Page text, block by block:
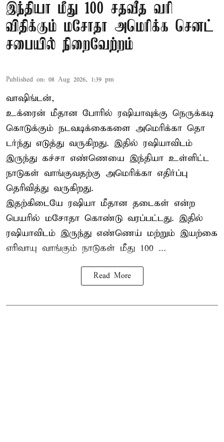
இந்தியா மீது 100 சதவீத வரி
விதிக்கும் மசோதா அமெரிக்க செனட்
சபையில் நிறைவேற்றம்
Published on: 08 Aug 2026, 1:39 pm
வாஷிங்டன்,
உக்ரைன் மீதான போரில் ரஷியாவுக்கு நெருக்கடி
கொடுக்கும் நடவடிக்கைகளை அமெரிக்கா தொ
டர்ந்து எடுத்து வருகிறது. இதில் ரஷியாவிடம்
இருந்து கச்சா எண்ணெயை இந்தியா உள்ளிட்ட
நாடுகள் வாங்குவதற்கு அமெரிக்கா எதிர்ப்பு
தெரிவித்து வருகிறது.
இதற்கிடையே ரஷியா மீதான தடைகள் என்ற
பெயரில் மசோதா கொண்டு வரப்பட்டது. இதில்
ரஷியாவிடம் இருந்து எண்ணெய் மற்றும் இயற்கை
எரிவாயு வாங்கும் நாடுகள் மீது 100 ...
Read More